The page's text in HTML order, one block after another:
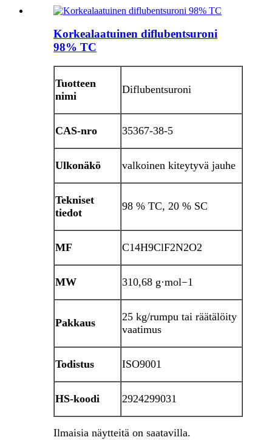
Korkealaatuinen diflubentsuroni
98% TC
Tuotteen
nimi
Diflubentsuroni
CAS-nro 35367-38-5
Ulkonäkö valkoinen kiteytyvä jauhe
Tekniset
tiedot
98 % TC, 20 % SC
MF C14H9ClF2N2O2
MW 310,68 g·mol−1
Pakkaus
25 kg/rumpu tai räätälöity
vaatimus
Todistus ISO9001
HS-koodi 2924299031
Ilmaisia ​​näytteitä on saatavilla.